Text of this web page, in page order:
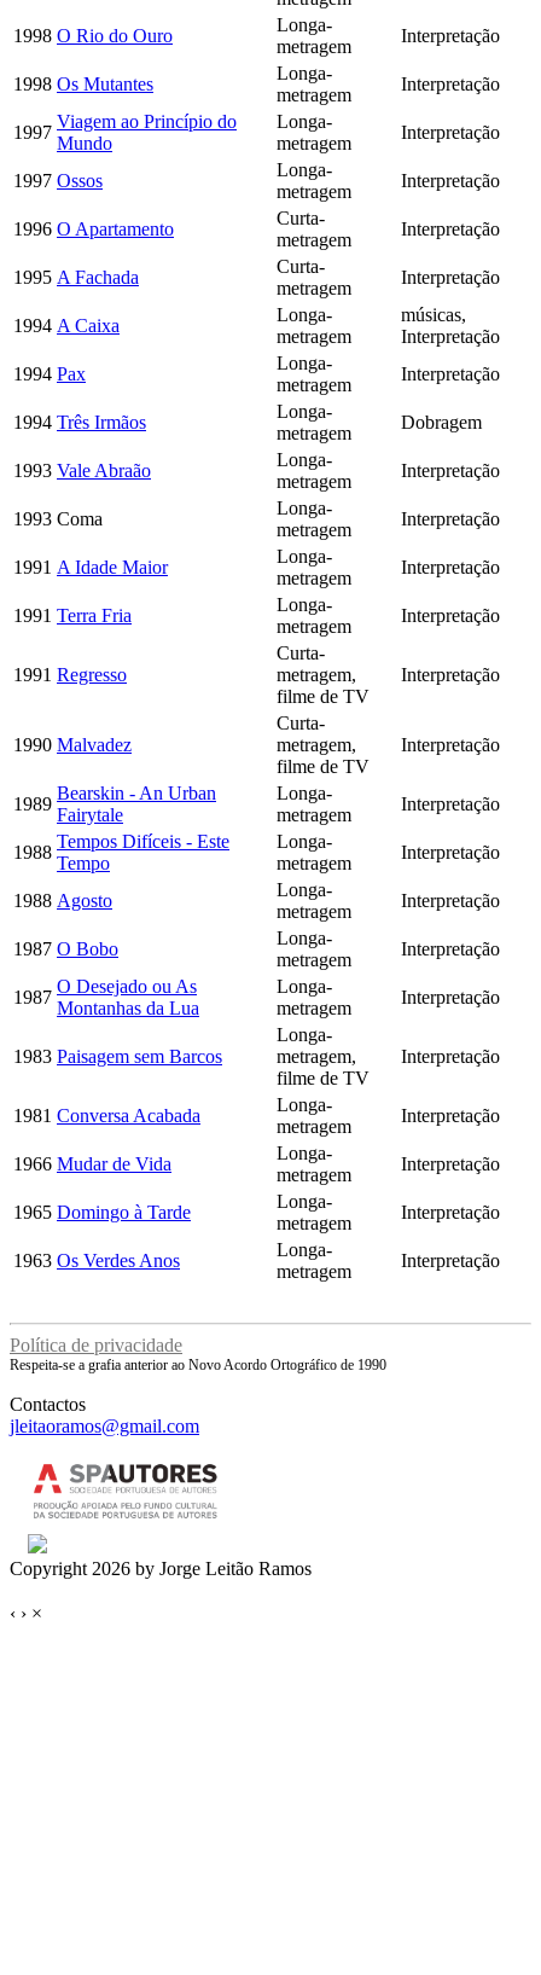
1998 O Rio do Ouro
Longa-
metragem
Interpretação
1998 Os Mutantes
Longa-
metragem
Interpretação
1997
Viagem ao Princípio do
Mundo
Longa-
metragem
Interpretação
1997 Ossos
Longa-
metragem
Interpretação
1996 O Apartamento
Curta-
metragem
Interpretação
1995 A Fachada
Curta-
metragem
Interpretação
1994 A Caixa
Longa-
metragem
músicas,
Interpretação
1994 Pax
Longa-
metragem
Interpretação
1994 Três Irmãos
Longa-
metragem
Dobragem
1993 Vale Abraão
Longa-
metragem
Interpretação
1993 Coma
Longa-
metragem
Interpretação
1991 A Idade Maior
Longa-
metragem
Interpretação
1991 Terra Fria
Longa-
metragem
Interpretação
1991 Regresso
Curta-
metragem,
filme de TV
Interpretação
1990 Malvadez
Curta-
metragem,
filme de TV
Interpretação
1989
Bearskin - An Urban
Fairytale
Longa-
metragem
Interpretação
1988
Tempos Difíceis - Este
Tempo
Longa-
metragem
Interpretação
1988 Agosto
Longa-
metragem
Interpretação
1987 O Bobo
Longa-
metragem
Interpretação
1987
O Desejado ou As
Montanhas da Lua
Longa-
metragem
Interpretação
1983 Paisagem sem Barcos
Longa-
metragem,
filme de TV
Interpretação
1981 Conversa Acabada
Longa-
metragem
Interpretação
1966 Mudar de Vida
Longa-
metragem
Interpretação
1965 Domingo à Tarde
Longa-
metragem
Interpretação
1963 Os Verdes Anos
Longa-
metragem
Interpretação
Política de privacidade
Respeita-se a grafia anterior ao Novo Acordo Ortográfico de 1990
Contactos
jleitaoramos@gmail.com
Copyright 2026 by Jorge Leitão Ramos
‹ › ×